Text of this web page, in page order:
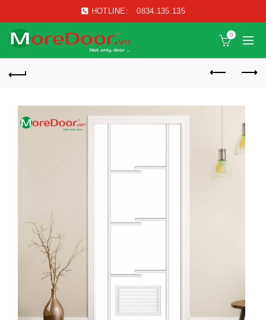
HOTLINE: 0834.135.135
0